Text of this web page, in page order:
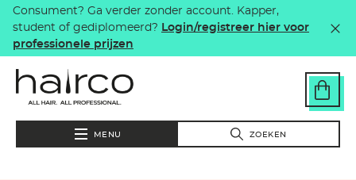
Overslaan en naar de inhoud gaan
Consument? Ga verder zonder account. Kapper,
student of gediplomeerd? Login/registreer hier voor
professionele prijzen
MENU ZOEKEN